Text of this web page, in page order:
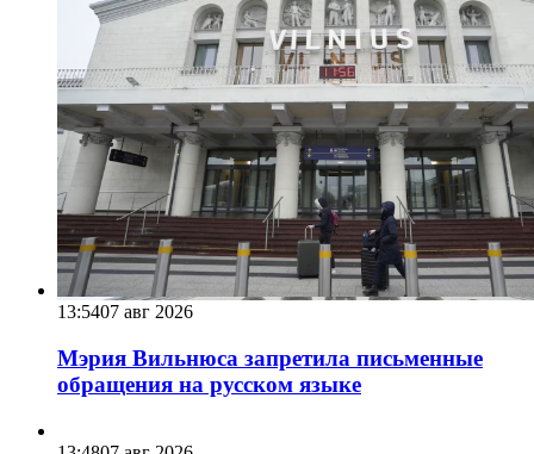
13:5407 авг 2026
Мэрия Вильнюса запретила письменные
обращения на русском языке